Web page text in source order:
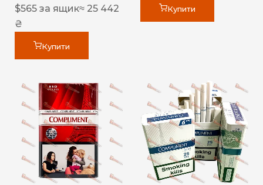
$565 за ящик≈ 25 442
₴
Купити
Купити